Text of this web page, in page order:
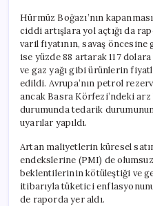
Hürmüz Boğazı’nın
ciddi artışlara yol açtığı da
varil fiyatının, savaş öncesine
ise yüzde 88 artarak 117
ve gaz yağı gibi ürünlerin
edildi. Avrupa’nın petrol
ancak Basra Körfezi’ndeki
durumunda tedarik
uyarılar yapıldı.
Artan maliyetlerin küresel
endekslerine (PMI) de olumsuz
beklentilerinin kötüleştiği ve
itibarıyla tüketici
de raporda yer aldı.